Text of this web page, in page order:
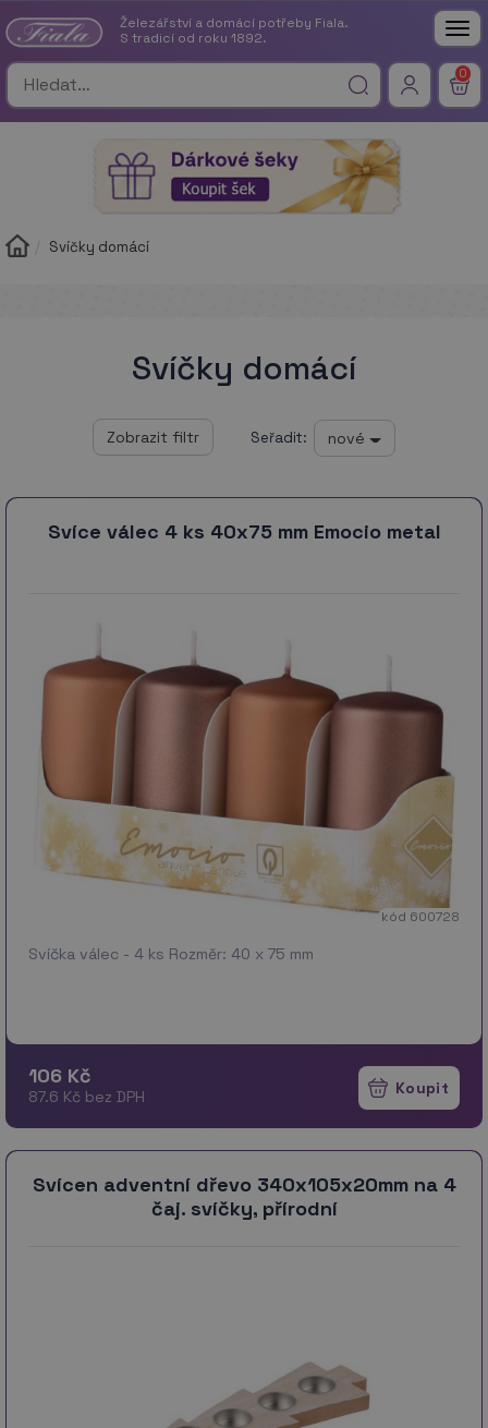
Železářství a domácí potřeby Fiala.
S tradicí od roku 1892.
0
Svíčky domácí
Svíčky domácí
Seřadit: nové
Svíce válec 4 ks 40x75 mm Emocio metal
kód 600728
Svíčka válec - 4 ks Rozměr: 40 x 75 mm
106 Kč
87.6 Kč bez DPH
Svícen adventní dřevo 340x105x20mm na 4
čaj. svíčky, přírodní